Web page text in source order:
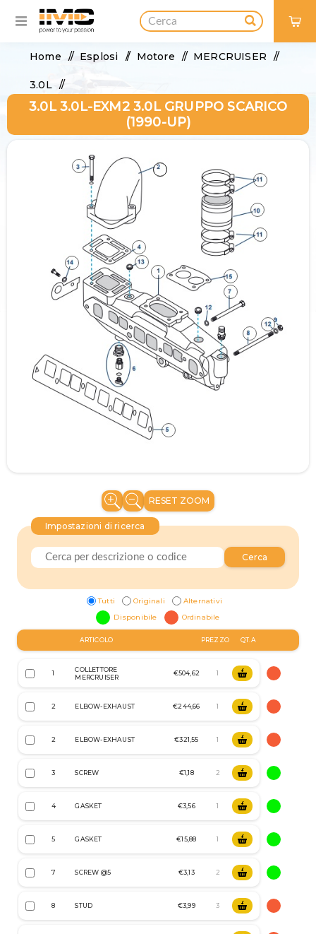
Home / Esplosi / Motore / MERCRUISER /
3.0L /
3.0L 3.0L-EXM2 3.0L GRUPPO SCARICO (1990-Up)
3.0L 3.0L-EXM2 3.0L GRUPPO SCARICO
(1990-UP)
RESET ZOOM
Cerca
Impostazioni di ricerca
Tutti Originali
Alternativi
Disponibile
Ordinabile
ARTICOLO PREZZO QT.A
1
COLLETTORE
MERCRUISER
€504,62
2 ELBOW-EXHAUST €244,66
2 ELBOW-EXHAUST €321,55
3 SCREW €1,18
4 GASKET €3,56
5 GASKET €15,88
7 SCREW @5 €3,13
8 STUD €3,99